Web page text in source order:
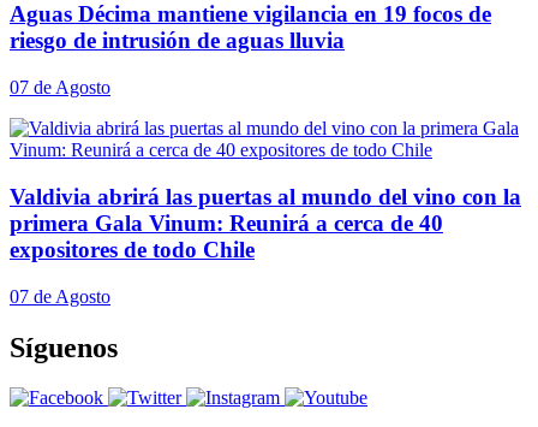
Aguas Décima mantiene vigilancia en 19 focos de
riesgo de intrusión de aguas lluvia
07 de Agosto
Valdivia abrirá las puertas al mundo del vino con la
primera Gala Vinum: Reunirá a cerca de 40
expositores de todo Chile
07 de Agosto
Síguenos